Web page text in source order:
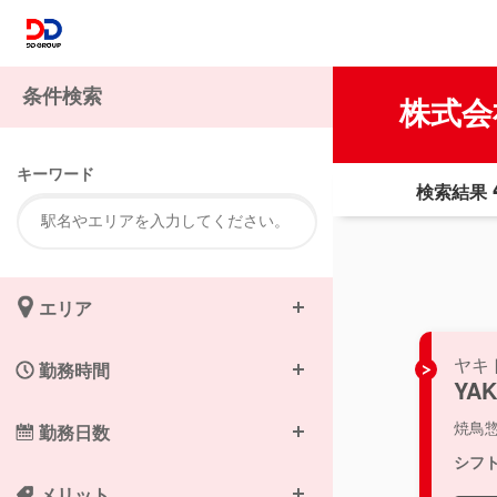
株式
検索結果
ヤ
焼鳥
シフ
条件検索
キーワード
エリア
勤務時間
勤務日数